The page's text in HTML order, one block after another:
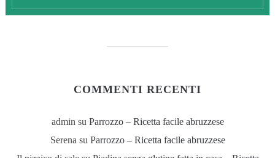
COMMENTI RECENTI
admin su Parrozzo – Ricetta facile abruzzese
Serena su Parrozzo – Ricetta facile abruzzese